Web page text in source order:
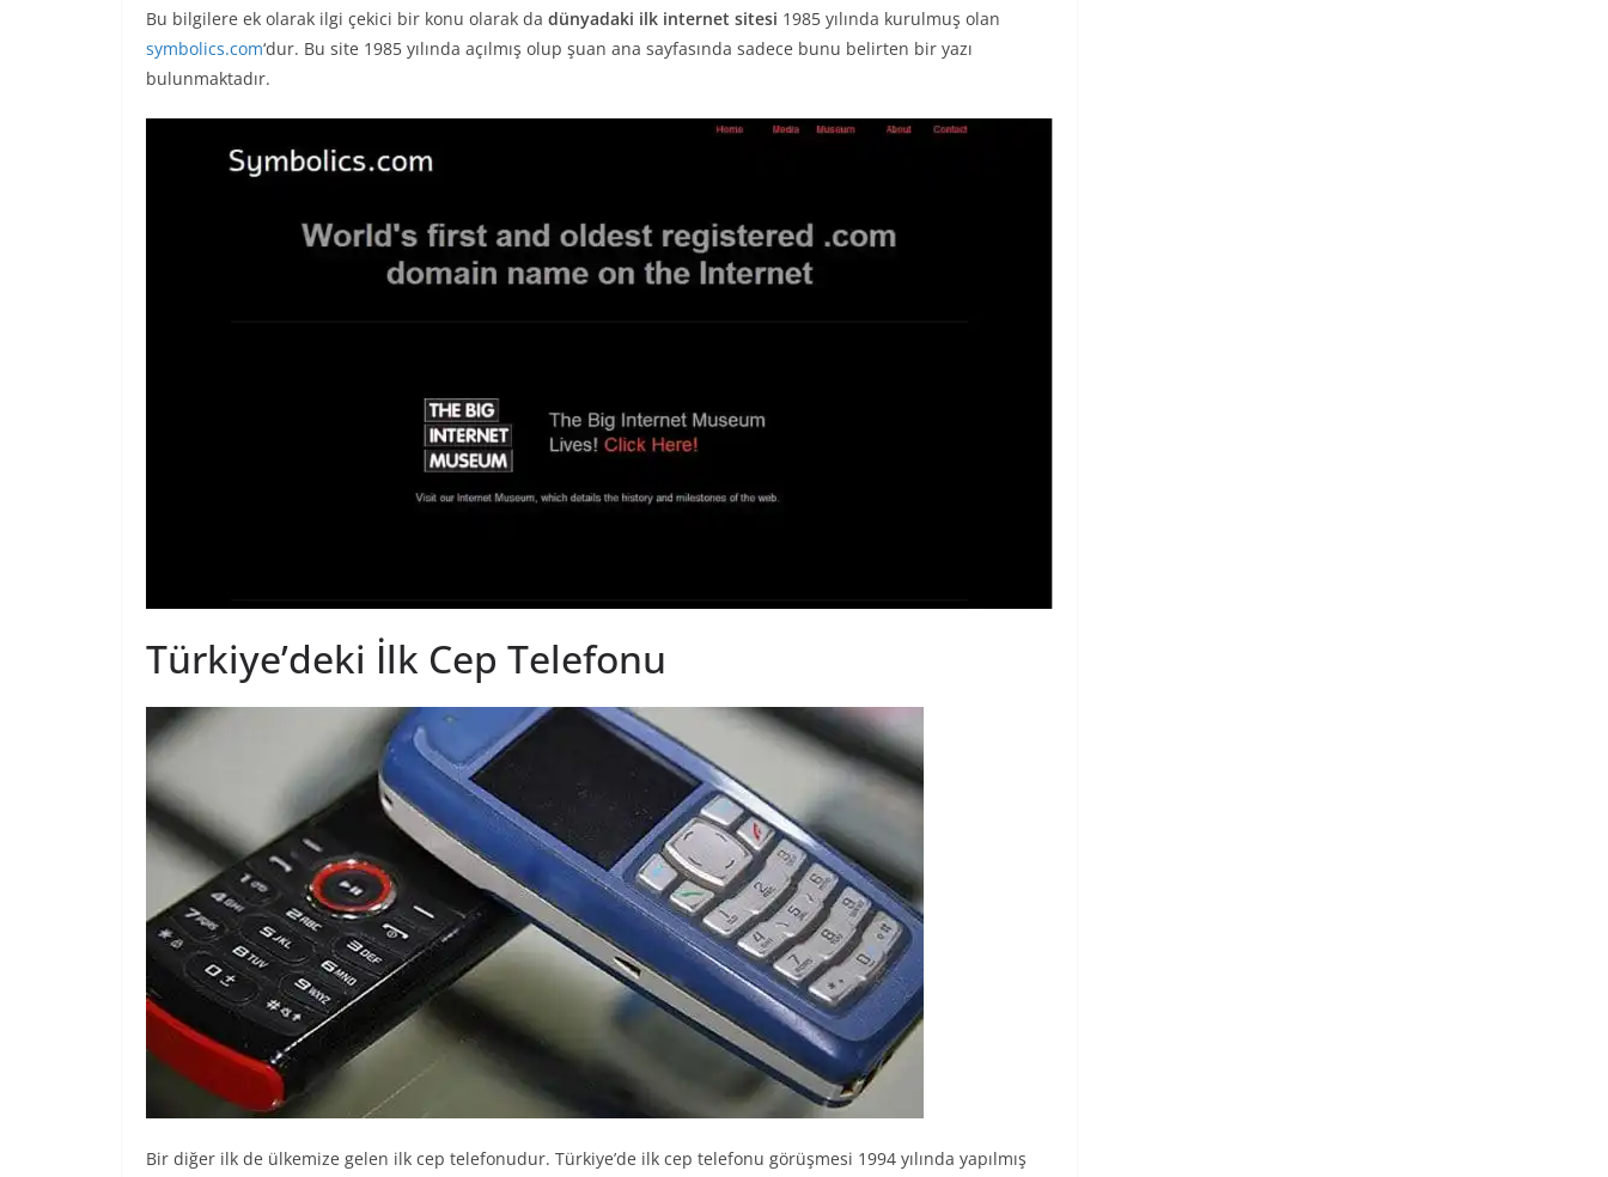
Bu bilgilere ek olarak ilgi çekici bir konu olarak da dünyadaki ilk internet sitesi 1985 yılında kurulmuş olan
symbolics.com‘dur. Bu site 1985 yılında açılmış olup şuan ana sayfasında sadece bunu belirten bir yazı
bulunmaktadır.
Türkiye’deki İlk Cep Telefonu
Bir diğer ilk de ülkemize gelen ilk cep telefonudur. Türkiye’de ilk cep telefonu görüşmesi 1994 yılında yapılmış